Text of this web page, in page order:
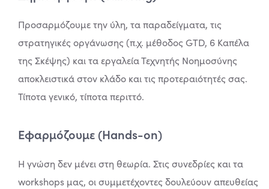
Προσαρμόζουμε την ύλη, τα παραδείγματα, τις
στρατηγικές οργάνωσης (π.χ. μέθοδος GTD, 6 Καπέλα
της Σκέψης) και τα εργαλεία Τεχνητής Νοημοσύνης
αποκλειστικά στον κλάδο και τις προτεραιότητές σας.
Τίποτα γενικό, τίποτα περιττό.
Εφαρμόζουμε (Hands-on)
Η γνώση δεν μένει στη θεωρία. Στις συνεδρίες και τα
workshops μας, οι συμμετέχοντες δουλεύουν απευθείας